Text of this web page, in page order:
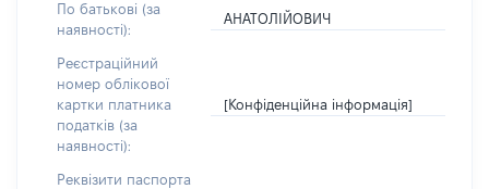
По батькові (за
наявності):
АНАТОЛІЙОВИЧ
Реєстраційний
номер облікової
картки платника
податків (за
наявності):
[Конфіденційна інформація]
Реквізити паспорта